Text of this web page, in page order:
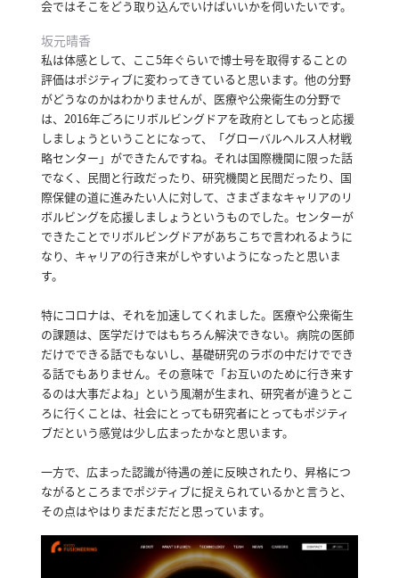
会ではそこをどう取り込んでいけばいいかを伺いたいです。
坂元晴香
私は体感として、ここ5年ぐらいで博士号を取得することの
評価はポジティブに変わってきていると思います。 他の分野
がどうなのかはわかりませんが、医療や公衆衛生の分野で
は、2016年ごろにリボルビングドアを政府としてもっと応援
しましょうということになって、「グローバルヘルス人材戦
略センター」ができたんですね。 それは国際機関に限った話
でなく、民間と行政だったり、研究機関と民間だったり、国
際保健の道に進みたい人に対して、さまざまなキャリアのリ
ボルビングを応援しましょうというものでした。 センターが
できたことでリボルビングドアがあちこちで言われるように
なり、キャリアの行き来がしやすいようになったと思いま
す。
特にコロナは、それを加速してくれました。 医療や公衆衛生
の課題は、医学だけではもちろん解決できない。 病院の医師
だけでできる話でもないし、基礎研究のラボの中だけででき
る話でもありません。 その意味で「お互いのために行き来す
るのは大事だよね」という風潮が生まれ、研究者が違うとこ
ろに行くことは、社会にとっても研究者にとってもポジティ
ブだという感覚は少し広まったかなと思います。
一方で、広まった認識が待遇の差に反映されたり、昇格につ
ながるところまでポジティブに捉えられているかと言うと、
その点はやはりまだまだだと思っています。